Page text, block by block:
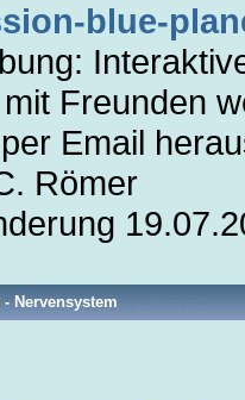
blue-
Freunden
Email
Römer
Nervensystem